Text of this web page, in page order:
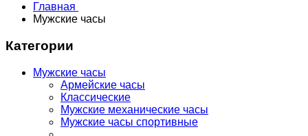
Главная
Мужские часы
Категории
Мужские часы
Армейские часы
Классические
Мужские механические часы
Мужские часы спортивные